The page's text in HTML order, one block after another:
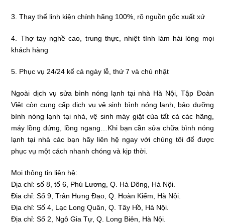
3. Thay thế linh kiện chính hãng 100%, rõ nguồn gốc xuất xứ
4. Thợ tay nghề cao, trung thực, nhiệt tình làm hài lòng mọi
khách hàng
5. Phục vụ 24/24 kể cả ngày lễ, thứ 7 và chủ nhật
Ngoài dịch vụ sửa bình nóng lạnh tại nhà Hà Nội, Tập Đoàn
Việt còn cung cấp dịch vụ vệ sinh bình nóng lạnh, bảo dưỡng
bình nóng lạnh tại nhà, vệ sinh máy giặt của tất cả các hãng,
máy lồng đứng, lồng ngang…Khi bạn cần sửa chữa bình nóng
lạnh tại nhà các bạn hãy liên hệ ngay với chúng tôi để được
phục vụ một cách nhanh chóng và kịp thời.
Mọi thông tin liên hệ:
Địa chỉ: số 8, tổ 6, Phú Lương, Q. Hà Đông, Hà Nội.
Địa chỉ: Số 9, Trân Hưng Đạo, Q. Hoàn Kiếm, Hà Nội.
Địa chỉ: Số 4, Lạc Long Quân, Q. Tây Hồ, Hà Nội.
Địa chỉ: Số 2, Ngô Gia Tự, Q. Long Biên, Hà Nội.